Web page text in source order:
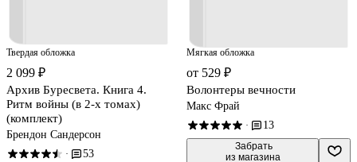
Твердая обложка
2 099 ₽
Архив Буресвета. Книга 4.
Ритм войны (в 2-х томах)
(комплект)
Брендон Сандерсон
· 53
Мягкая обложка
от 529 ₽
Волонтеры вечности
Макс Фрай
· 13
Забрать
из магазина